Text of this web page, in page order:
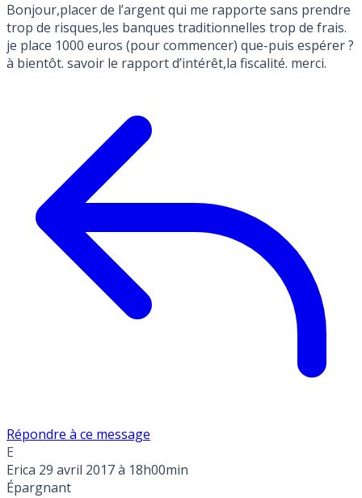
Bonjour,placer de l’argent qui me rapporte sans prendre
trop de risques,les banques traditionnelles trop de frais.
je place 1000 euros (pour commencer) que-puis espérer ?
à bientôt. savoir le rapport d’intérêt,la fiscalité. merci.
Répondre à ce message
E
Erica 29 avril 2017 à 18h00min
Épargnant